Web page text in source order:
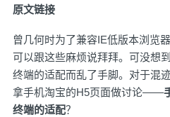
原文链接
曾几何时为了兼容IE低版本浏览
可以跟这些麻烦说拜拜。可没想
终端的适配而乱了手脚。对于混
拿手机淘宝的H5页面做讨论——
终端的适配？